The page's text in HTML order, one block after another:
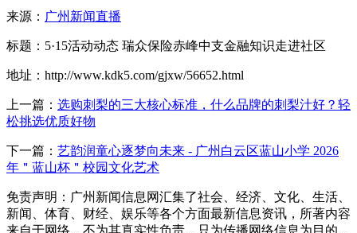
来源： 广州新闻直播
标题：5·15活动动态 瑞众保险赤峰中支金融知识走进社区
地址：http://www.kdk5.com/gjxw/56652.html
上一篇： 选购刺梨的三大核心标准，什么品牌的刺梨汁好？轻
松挑选优质好物
下一篇： 艺韵润童心逐梦向未来 - 广州白云区蓝山小学 2026
年＂蓝山杯＂校园文化艺术
免责声明：广州新闻信息网汇集了社会、经济、文化、生活、
新闻、体育、财经、娱乐等各个方面最新信息资讯，所著内容
来自于网络，不为其真实性负责，只为传播网络信息为目的，